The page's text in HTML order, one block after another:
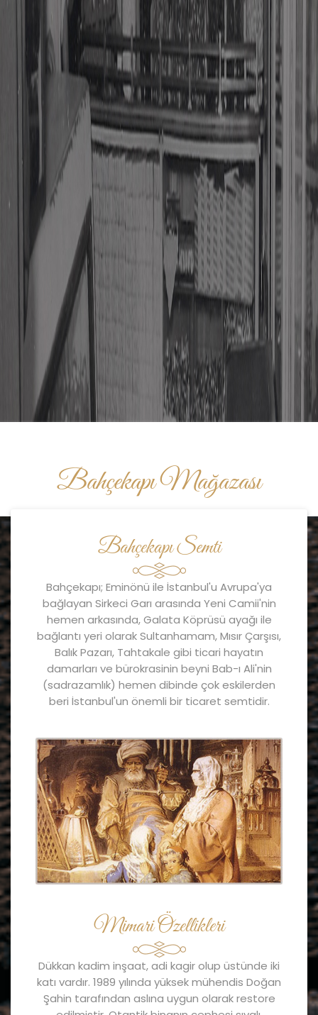
Bahçekapı Mağazası
Bahçekapı Semti
Bahçekapı; Eminönü ile İstanbul'u Avrupa'ya
bağlayan Sirkeci Garı arasında Yeni Camii'nin
hemen arkasında, Galata Köprüsü ayağı ile
bağlantı yeri olarak Sultanhamam, Mısır Çarşısı,
Balık Pazarı, Tahtakale gibi ticari hayatın
damarları ve bürokrasinin beyni Bab-ı Ali'nin
(sadrazamlık) hemen dibinde çok eskilerden
beri İstanbul'un önemli bir ticaret semtidir.
Mimari Özellikleri
Dükkan kadim inşaat, adi kagir olup üstünde iki
katı vardır. 1989 yılında yüksek mühendis Doğan
Şahin tarafından aslına uygun olarak restore